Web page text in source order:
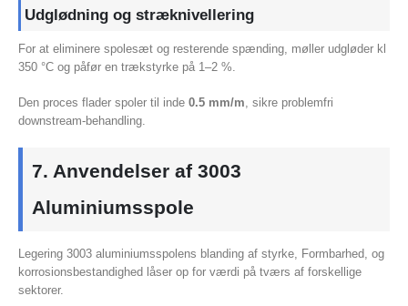
Udglødning og stræknivellering
For at eliminere spolesæt og resterende spænding, møller udgløder kl
350 °C og påfør en trækstyrke på 1–2 %.
Den proces flader spoler til inde 0.5 mm/m, sikre problemfri
downstream-behandling.
7. Anvendelser af 3003
Aluminiumsspole
Legering 3003 aluminiumsspolens blanding af styrke, Formbarhed, og
korrosionsbestandighed låser op for værdi på tværs af forskellige
sektorer.